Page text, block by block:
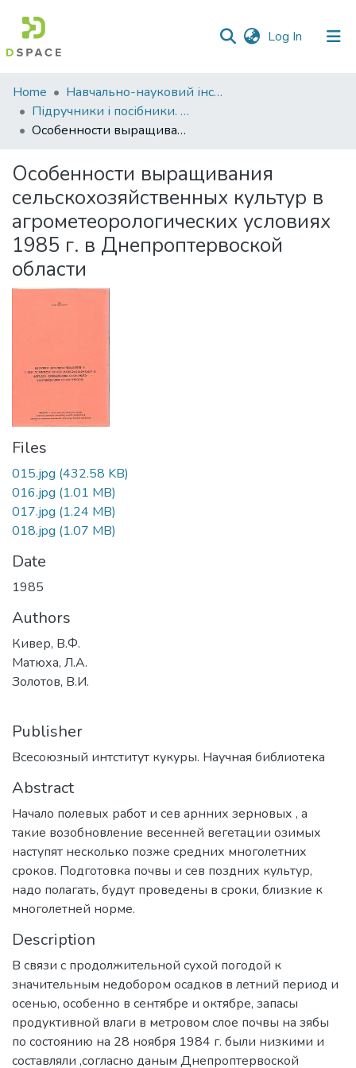
Log In (current)
Communities
&
Collections
Statistics
Home
Навчально-науковий інститут агротехнологій, селекції та екології
Підручники і посібники. Навчально-науковий інститут агротехнологій, селекції та екології
Особенности выращивания сельскохозяйственных культур в агрометеорологических условиях 1985 г. в Днепроптервоской области
Особенности выращивания
сельскохозяйственных культур в
агрометеорологических условиях
1985 г. в Днепроптервоской
области
Files
015.jpg (432.58 KB)
016.jpg (1.01 MB)
017.jpg (1.24 MB)
018.jpg (1.07 MB)
Date
1985
Authors
Кивер, В.Ф.
Матюха, Л.А.
Золотов, В.И.
Publisher
Всесоюзный интститут кукуры. Научная библиотека
Abstract
Начало полевых работ и сев арнних зерновых , а
такие возобновление весенней вегетации озимых
наступят несколько позже средних многолетних
сроков. Подготовка почвы и сев поздних культур,
надо полагать, будут проведены в сроки, близкие к
многолетней норме.
Description
В связи с продолжительной сухой погодой к
значительным недобором осадков в летний период и
осенью, особенно в сентябре и октябре, запасы
продуктивной влаги в метровом слое почвы на зябы
по состоянию на 28 ноября 1984 г. были низкими и
составляли ,согласно даным Днепроптервоской